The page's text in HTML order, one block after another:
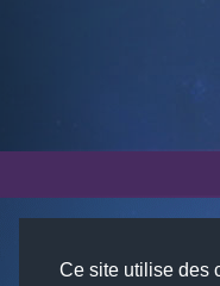
Ce site utilise des